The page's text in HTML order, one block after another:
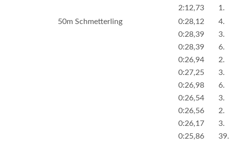
2:12,73
1.
50m Schmetterling
0:28,12 4.
0:28,39
3.
0:28,39
6.
0:26,94
2.
0:27,25
3.
0:26,98
6.
0:26,54
3.
0:26,56
2.
0:26,17
3.
0:25,86
39.